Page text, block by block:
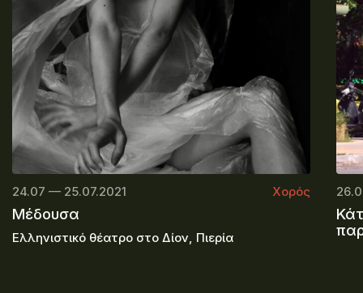
24.07 — 25.07.2021 Χορός
Μέδουσα
Ελληνιστικό θέατρο στο Δίον, Πιερία